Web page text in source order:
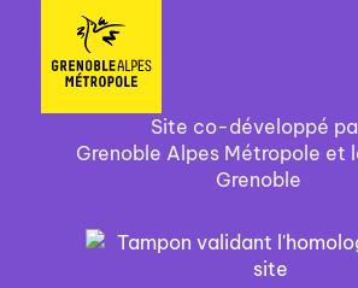
Site co-développé
Grenoble Alpes Métropole et
Grenoble